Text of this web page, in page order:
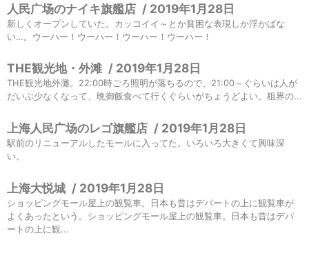
人民广场のナイキ旗艦店 / 2019年1月28日
新しくオープンしていた。カッコイイ～とか貧困な表現しか浮かばな
い…。ウーハー！ウーハー！ウーハー！ウーハー！
THE観光地・外滩 / 2019年1月28日
THE観光地外灘。22:00時ごろ照明が落ちるので、21:00～ぐらいは人が
だいぶ少なくなって、晩御飯食べて行くぐらいがちょうどよい。租界の...
上海人民广场のレゴ旗艦店 / 2019年1月28日
駅前のリニューアルしたモールに入ってた。いろいろ大きくて興味深
い。
上海大悦城 / 2019年1月28日
ショッピングモール屋上の観覧車。日本も昔はデパートの上に観覧車が
よくあったという。ショッピングモール屋上の観覧車。日本も昔はデパ
ートの上に観...